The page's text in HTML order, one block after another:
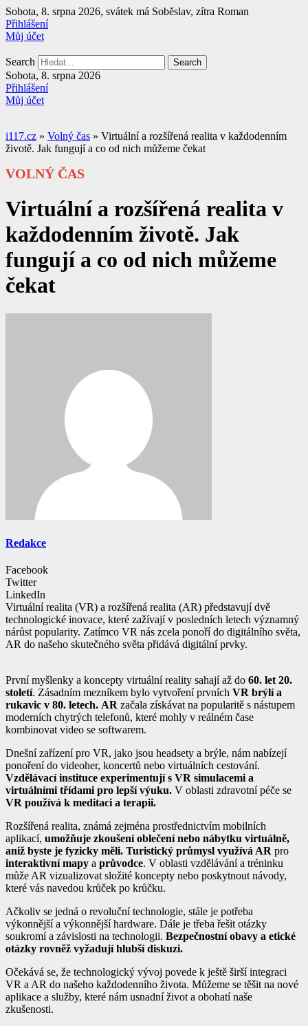
Přejít
k
obsahu
Sobota, 8. srpna 2026, svátek má Soběslav, zítra Roman
Přihlášení
Můj účet
Search Search
Sobota, 8. srpna 2026
Přihlášení
Můj účet
i117.cz » Volný čas » Virtuální a rozšířená realita v každodenním
životě. Jak fungují a co od nich můžeme čekat
VOLNÝ ČAS
Virtuální a rozšířená realita v
každodenním životě. Jak
fungují a co od nich můžeme
čekat
Redakce
Facebook
Twitter
LinkedIn
Virtuální realita (VR) a rozšířená realita (AR) představují dvě
technologické inovace, které zažívají v posledních letech významný
nárůst popularity. Zatímco VR nás zcela ponoří do digitálního světa,
AR do našeho skutečného světa přidává digitální prvky.
První myšlenky a koncepty virtuální reality sahají až do 60. let 20.
století. Zásadním mezníkem bylo vytvoření prvních VR brýlí a
rukavic v 80. letech. AR začala získávat na popularitě s nástupem
moderních chytrých telefonů, které mohly v reálném čase
kombinovat video se softwarem.
Dnešní zařízení pro VR, jako jsou headsety a brýle, nám nabízejí
ponoření do videoher, koncertů nebo virtuálních cestování.
Vzdělávací instituce experimentují s VR simulacemi a
virtuálními třídami pro lepší výuku. V oblasti zdravotní péče se
VR používá k meditaci a terapii.
Rozšířená realita, známá zejména prostřednictvím mobilních
aplikací, umožňuje zkoušení oblečení nebo nábytku virtuálně,
aniž byste je fyzicky měli. Turistický průmysl využívá AR pro
interaktivní mapy a průvodce. V oblasti vzdělávání a tréninku
může AR vizualizovat složité koncepty nebo poskytnout návody,
které vás navedou krůček po krůčku.
Ačkoliv se jedná o revoluční technologie, stále je potřeba
výkonnější a výkonnější hardware. Dále je třeba řešit otázky
soukromí a závislosti na technologii. Bezpečnostní obavy a etické
otázky rovněž vyžadují hlubší diskuzi.
Očekává se, že technologický vývoj povede k ještě širší integraci
VR a AR do našeho každodenního života. Můžeme se těšit na nové
aplikace a služby, které nám usnadní život a obohatí naše
zkušenosti.